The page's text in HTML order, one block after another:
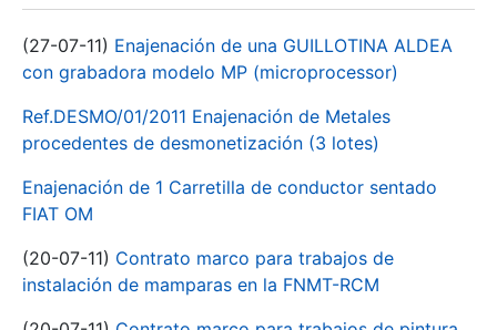
(27-07-11) Enajenación de una GUILLOTINA ALDEA
con grabadora modelo MP (microprocessor)
Ref.DESMO/01/2011 Enajenación de Metales
procedentes de desmonetización (3 lotes)
Enajenación de 1 Carretilla de conductor sentado
FIAT OM
(20-07-11) Contrato marco para trabajos de
instalación de mamparas en la FNMT-RCM